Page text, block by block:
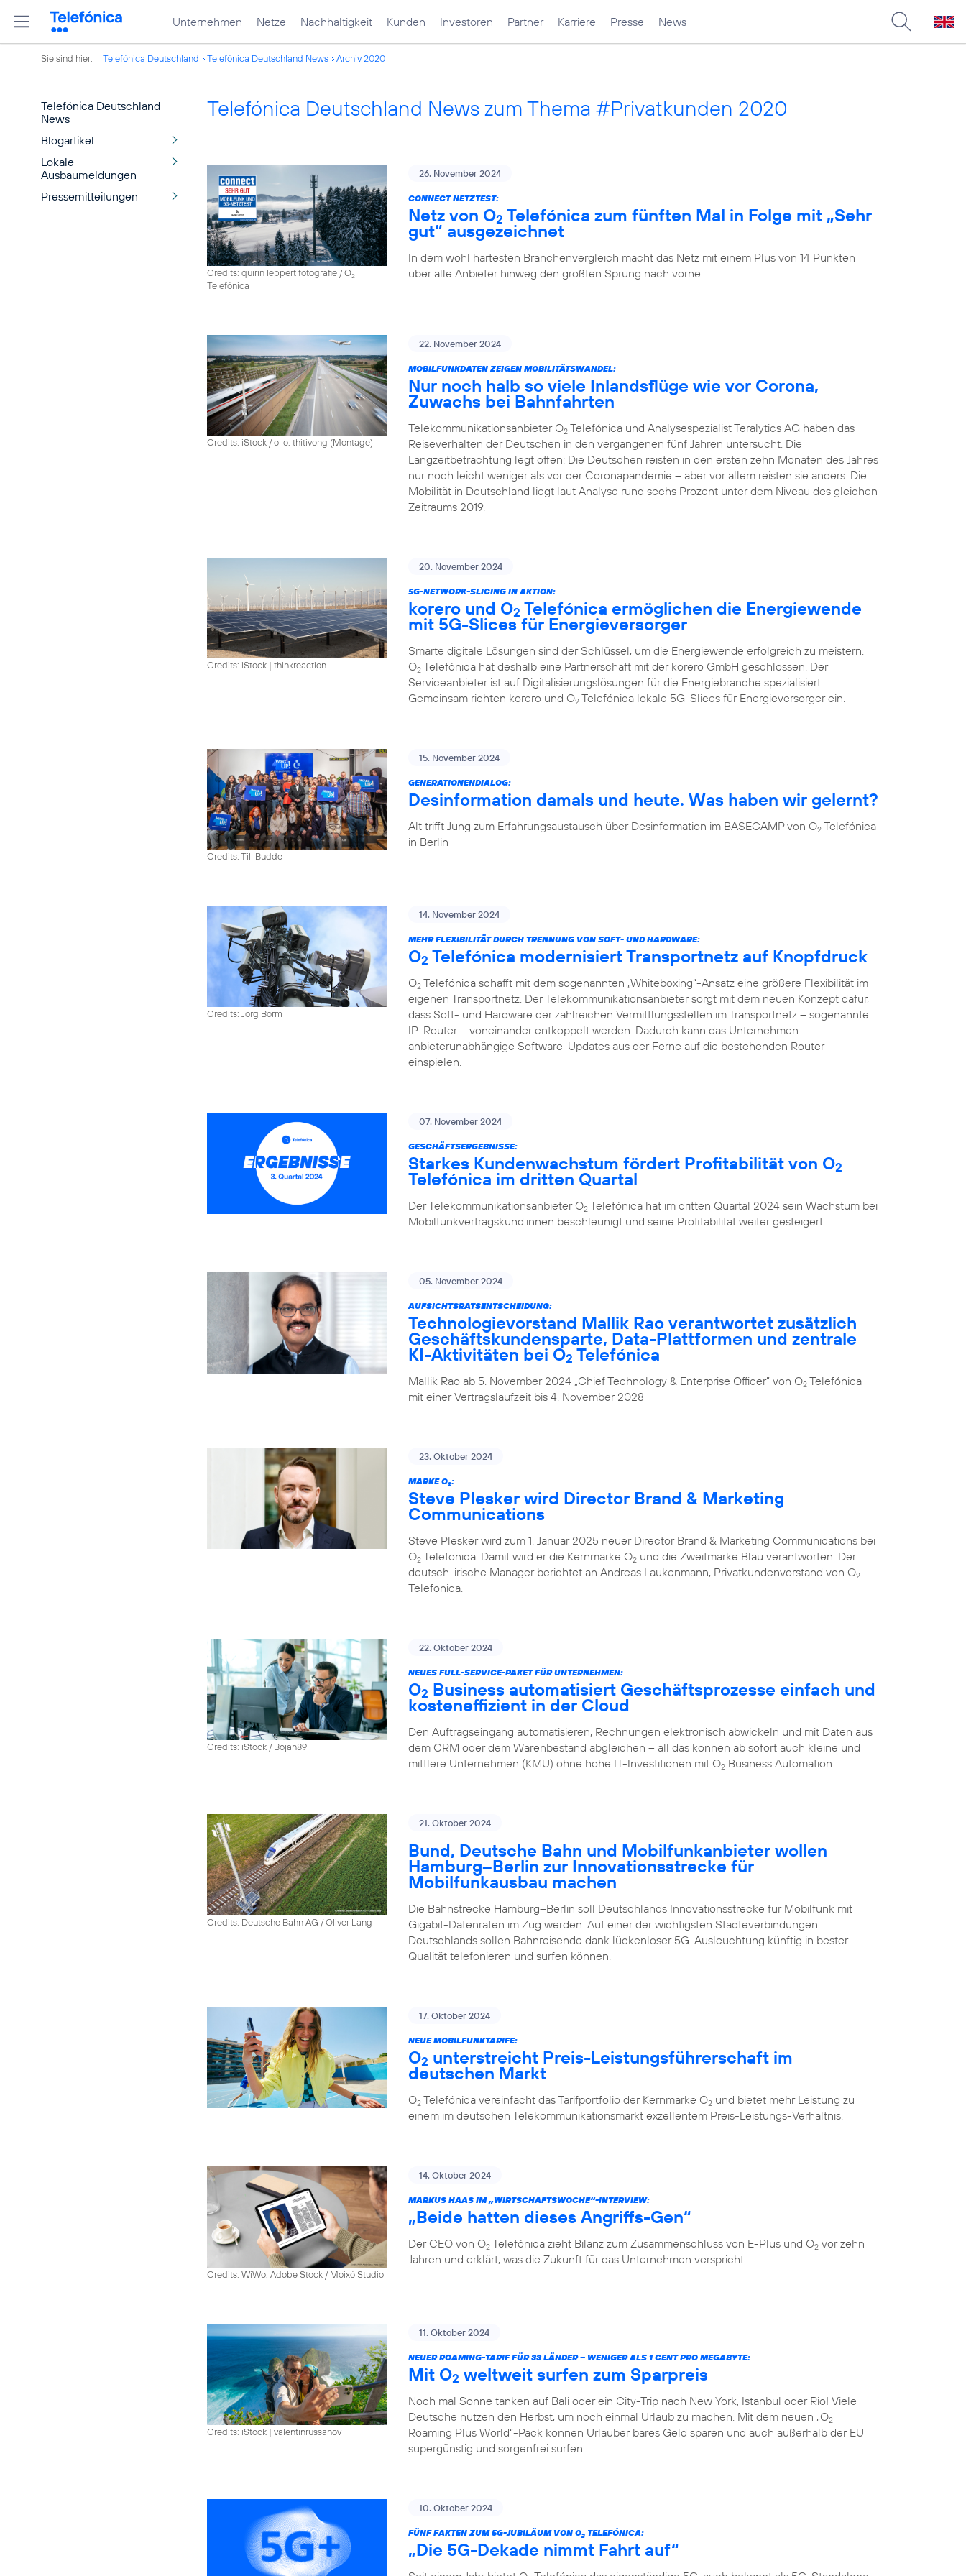
Unternehmen Netze Nachhaltigkeit Kunden Investoren Partner Karriere Presse News
Sie sind hier: Telefónica Deutschland Telefónica Deutschland News Archiv 2020
Telefónica Deutschland
News
Blogartikel
Lokale
Ausbaumeldungen
Pressemitteilungen
Telefónica Deutschland News zum Thema #Privatkunden 2020
Credits: quirin leppert fotografie / O2
Telefónica
26. November 2024
CONNECT NETZTEST:
Netz von O2 Telefónica zum fünften Mal in Folge mit „Sehr
gut“ ausgezeichnet
In dem wohl härtesten Branchenvergleich macht das Netz mit einem Plus von 14 Punkten
über alle Anbieter hinweg den größten Sprung nach vorne.
Credits: iStock / ollo, thitivong (Montage)
22. November 2024
MOBILFUNKDATEN ZEIGEN MOBILITÄTSWANDEL:
Nur noch halb so viele Inlandsflüge wie vor Corona,
Zuwachs bei Bahnfahrten
Telekommunikationsanbieter O2 Telefónica und Analysespezialist Teralytics AG haben das
Reiseverhalten der Deutschen in den vergangenen fünf Jahren untersucht. Die
Langzeitbetrachtung legt offen: Die Deutschen reisten in den ersten zehn Monaten des Jahres
nur noch leicht weniger als vor der Coronapandemie – aber vor allem reisten sie anders. Die
Mobilität in Deutschland liegt laut Analyse rund sechs Prozent unter dem Niveau des gleichen
Zeitraums 2019.
Credits: iStock | thinkreaction
20. November 2024
5G-NETWORK-SLICING IN AKTION:
korero und O2 Telefónica ermöglichen die Energiewende
mit 5G-Slices für Energieversorger
Smarte digitale Lösungen sind der Schlüssel, um die Energiewende erfolgreich zu meistern.
O2 Telefónica hat deshalb eine Partnerschaft mit der korero GmbH geschlossen. Der
Serviceanbieter ist auf Digitalisierungslösungen für die Energiebranche spezialisiert.
Gemeinsam richten korero und O2 Telefónica lokale 5G-Slices für Energieversorger ein.
Credits: Till Budde
15. November 2024
GENERATIONENDIALOG:
Desinformation damals und heute. Was haben wir gelernt?
Alt trifft Jung zum Erfahrungsaustausch über Desinformation im BASECAMP von O2 Telefónica
in Berlin
Credits: Jörg Borm
14. November 2024
MEHR FLEXIBILITÄT DURCH TRENNUNG VON SOFT- UND HARDWARE:
O2 Telefónica modernisiert Transportnetz auf Knopfdruck
O2 Telefónica schafft mit dem sogenannten „Whiteboxing“-Ansatz eine größere Flexibilität im
eigenen Transportnetz. Der Telekommunikationsanbieter sorgt mit dem neuen Konzept dafür,
dass Soft- und Hardware der zahlreichen Vermittlungsstellen im Transportnetz – sogenannte
IP-Router – voneinander entkoppelt werden. Dadurch kann das Unternehmen
anbieterunabhängige Software-Updates aus der Ferne auf die bestehenden Router
einspielen.
07. November 2024
GESCHÄFTSERGEBNISSE:
Starkes Kundenwachstum fördert Profitabilität von O2
Telefónica im dritten Quartal
Der Telekommunikationsanbieter O2 Telefónica hat im dritten Quartal 2024 sein Wachstum bei
Mobilfunkvertragskund:innen beschleunigt und seine Profitabilität weiter gesteigert.
05. November 2024
AUFSICHTSRATSENTSCHEIDUNG:
Technologievorstand Mallik Rao verantwortet zusätzlich
Geschäftskundensparte, Data-Plattformen und zentrale
KI-Aktivitäten bei O2 Telefónica
Mallik Rao ab 5. November 2024 „Chief Technology & Enterprise Officer” von O2 Telefónica
mit einer Vertragslaufzeit bis 4. November 2028
23. Oktober 2024
MARKE O2:
Steve Plesker wird Director Brand & Marketing
Communications
Steve Plesker wird zum 1. Januar 2025 neuer Director Brand & Marketing Communications bei
O2 Telefonica. Damit wird er die Kernmarke O2 und die Zweitmarke Blau verantworten. Der
deutsch-irische Manager berichtet an Andreas Laukenmann, Privatkundenvorstand von O2
Telefonica.
Credits: iStock / Bojan89
22. Oktober 2024
NEUES FULL-SERVICE-PAKET FÜR UNTERNEHMEN:
O2 Business automatisiert Geschäftsprozesse einfach und
kosteneffizient in der Cloud
Den Auftragseingang automatisieren, Rechnungen elektronisch abwickeln und mit Daten aus
dem CRM oder dem Warenbestand abgleichen – all das können ab sofort auch kleine und
mittlere Unternehmen (KMU) ohne hohe IT-Investitionen mit O2 Business Automation.
Credits: Deutsche Bahn AG / Oliver Lang
21. Oktober 2024
Bund, Deutsche Bahn und Mobilfunkanbieter wollen
Hamburg–Berlin zur Innovationsstrecke für
Mobilfunkausbau machen
Die Bahnstrecke Hamburg–Berlin soll Deutschlands Innovationsstrecke für Mobilfunk mit
Gigabit-Datenraten im Zug werden. Auf einer der wichtigsten Städteverbindungen
Deutschlands sollen Bahnreisende dank lückenloser 5G-Ausleuchtung künftig in bester
Qualität telefonieren und surfen können.
17. Oktober 2024
NEUE MOBILFUNKTARIFE:
O2 unterstreicht Preis-Leistungsführerschaft im
deutschen Markt
O2 Telefónica vereinfacht das Tarifportfolio der Kernmarke O2 und bietet mehr Leistung zu
einem im deutschen Telekommunikationsmarkt exzellentem Preis-Leistungs-Verhältnis.
Credits: WiWo, Adobe Stock / Moixó Studio
14. Oktober 2024
MARKUS HAAS IM „WIRTSCHAFTSWOCHE“-INTERVIEW:
„Beide hatten dieses Angriffs-Gen“
Der CEO von O2 Telefónica zieht Bilanz zum Zusammenschluss von E-Plus und O2 vor zehn
Jahren und erklärt, was die Zukunft für das Unternehmen verspricht.
Credits: iStock | valentinrussanov
11. Oktober 2024
NEUER ROAMING-TARIF FÜR 33 LÄNDER – WENIGER ALS 1 CENT PRO MEGABYTE:
Mit O2 weltweit surfen zum Sparpreis
Noch mal Sonne tanken auf Bali oder ein City-Trip nach New York, Istanbul oder Rio! Viele
Deutsche nutzen den Herbst, um noch einmal Urlaub zu machen. Mit dem neuen „O2
Roaming Plus World“-Pack können Urlauber bares Geld sparen und auch außerhalb der EU
supergünstig und sorgenfrei surfen.
10. Oktober 2024
FÜNF FAKTEN ZUM 5G-JUBILÄUM VON O2 TELEFÓNICA:
„Die 5G-Dekade nimmt Fahrt auf“